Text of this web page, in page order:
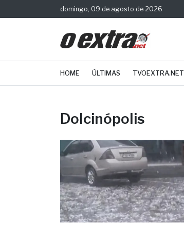
domingo, 09 de agosto de 2026
HOME ÚLTIMAS TVOEXTRA.NET
Dolcinópolis